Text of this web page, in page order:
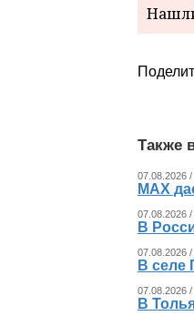
Также
07.08.2026
MAX
07.08.2026
В
07.08.2026 /
В селе
07.08.2026 /
В